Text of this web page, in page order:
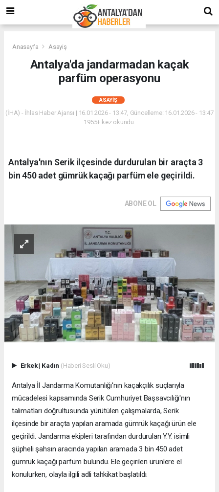
Anasayfa Asayiş
Antalya'da jandarmadan kaçak
parfüm operasyonu
ASAYIŞ
(İHA) - İhlas Haber Ajansı | 16.01.2026 - 13:47, Güncelleme: 16.01.2026 - 13:47
1955+ kez okundu.
Antalya'nın Serik ilçesinde durdurulan bir araçta 3
bin 450 adet gümrük kaçağı parfüm ele geçirildi.
ABONE OL
Erkek| Kadın (Haberi Sesli Oku)
Antalya İl Jandarma Komutanlığı'nın kaçakçılık suçlarıyla
mücadelesi kapsamında Serik Cumhuriyet Başsavcılığı'nın
talimatları doğrultusunda yürütülen çalışmalarda, Serik
ilçesinde bir araçta yapılan aramada gümrük kaçağı ürün ele
geçirildi. Jandarma ekipleri tarafından durdurulan Y.Y. isimli
şüpheli şahsın aracında yapılan aramada 3 bin 450 adet
gümrük kaçağı parfüm bulundu. Ele geçirilen ürünlere el
konulurken, olayla ilgili adli tahkikat başlatıldı.